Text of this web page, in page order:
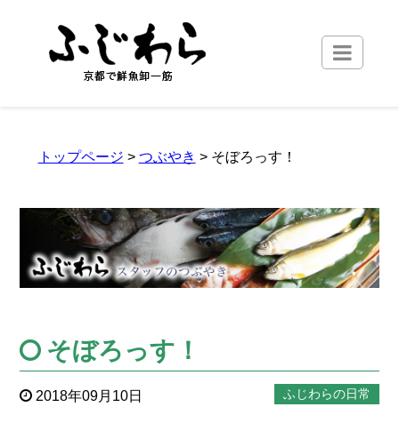
トップページ > つぶやき > そぼろっす！
そぼろっす！
2018年09月10日 ふじわらの日常